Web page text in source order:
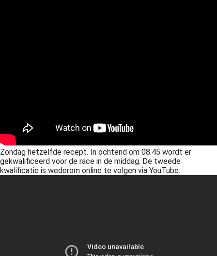
Zondag hetzelfde recept. In ochtend om 08.45 wordt er
gekwalificeerd voor de race in de middag. De tweede
kwalificatie is wederom online te volgen via YouTube.